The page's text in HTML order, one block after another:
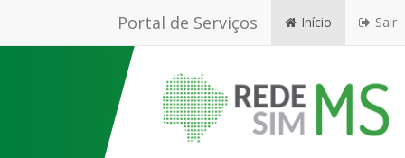
Portal de Serviços Início Sair